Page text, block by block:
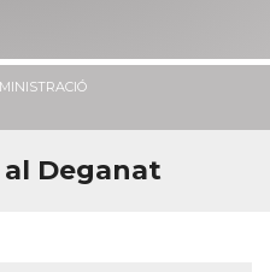
Deganat